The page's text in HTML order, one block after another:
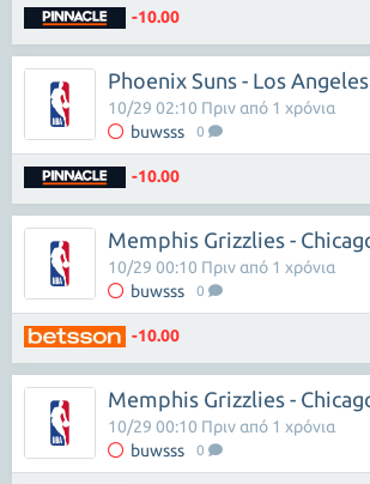
-10.00
Phoenix Suns - Los
buwsss 0
10/29 02:10 Πριν από 1 χρόνια
-10.00
Memphis Grizzlies -
buwsss 0
10/29 00:10 Πριν από 1 χρόνια
-10.00
Memphis Grizzlies -
buwsss 0
10/29 00:10 Πριν από 1 χρόνια